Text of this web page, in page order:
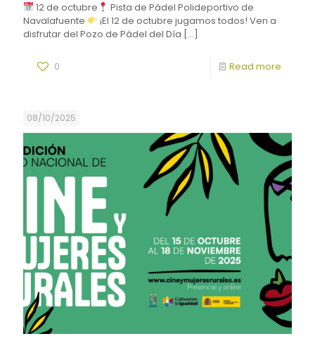
12 de octubre
Pista de Pádel Polideportivo de
Navalafuente
¡El 12 de octubre jugamos todos! Ven a
disfrutar del Pozo de Pádel del Día […]
0 Read more
08/10/2025